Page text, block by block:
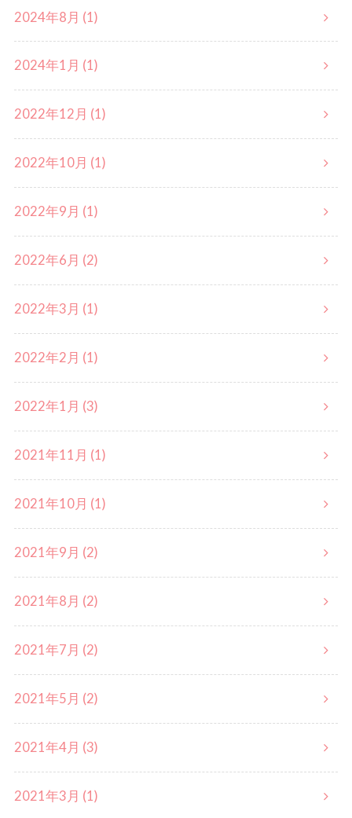
2024年8月 (1)
2024年1月 (1)
2022年12月 (1)
2022年10月 (1)
2022年9月 (1)
2022年6月 (2)
2022年3月 (1)
2022年2月 (1)
2022年1月 (3)
2021年11月 (1)
2021年10月 (1)
2021年9月 (2)
2021年8月 (2)
2021年7月 (2)
2021年5月 (2)
2021年4月 (3)
2021年3月 (1)